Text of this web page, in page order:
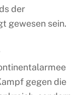
der
gewesen sein.
gegen die